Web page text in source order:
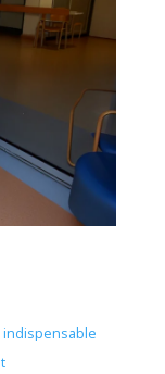
indispensable